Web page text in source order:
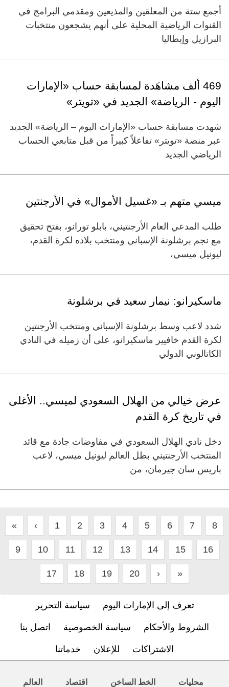
أجمع ستة من المعلقين والمذيعين ومقدمي البرامج في
القنوات الرياضية المحلية على أنهم يشجعون منتخبات
البرازيل وإيطاليا
469 ألف مشاهَدة لمسابقة حساب «الإمارات
اليوم - الرياضة» الجديد في «تويتر»
شهدت مسابقة حساب «الإمارات اليوم – الرياضة» الجديد
عبر منصة «تويتر» تفاعلاً كبيراً من قبل متابعي الحساب
الرياضي الجديد
ميسي متهم بـ «غسيل الأموال» في الأرجنتين
طلب المدعي العام الأرجنتيني، بابلو تورانو، بفتح تحقيق
مع نجم برشلونة الإسباني ومنتخب بلاده لكرة القدم،
ليونيل ميسي،
ماسكيرانو: نيمار سعيد في برشلونة
شدد لاعب وسط برشلونة الإسباني ومنتخب الأرجنتين
لكرة القدم خافيير ماسكيرانو، على أن زميله في النادي
الكاتالوني الدولي
عرض خيالي من الهلال السعودي لميسي.. الأغلى
في تاريخ كرة القدم
دخل نادي الهلال السعودي في مفاوضات جادة مع قائد
المنتخب الأرجنتيني بطل العالم ليونيل ميسي، لاعب
باريس سان جيرمان، من
« ‹ 1 2 3 4 5 6 7 8
9 10 11 12 13 14 15 16
17 18 19 20 › »
تعرف إلى الإمارات اليوم سياسة التحرير
الشروط والأحكام سياسة الخصوصية اتصل بنا
الاشتراكات للإعلان خدماتنا
محليات الخط الساخن اقتصاد العالم